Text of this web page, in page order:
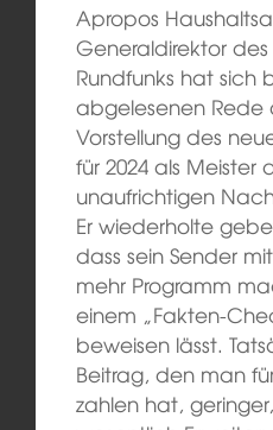
Apropos
Generaldirektor
Rundfunks hat sich
abgelesenen Rede
Vorstellung des
für 2024 als Meister
unaufrichtigen
Er wiederholte
dass sein Sender
mehr Programm
einem „Fakten-
beweisen lässt.
Beitrag, den man
zahlen hat,